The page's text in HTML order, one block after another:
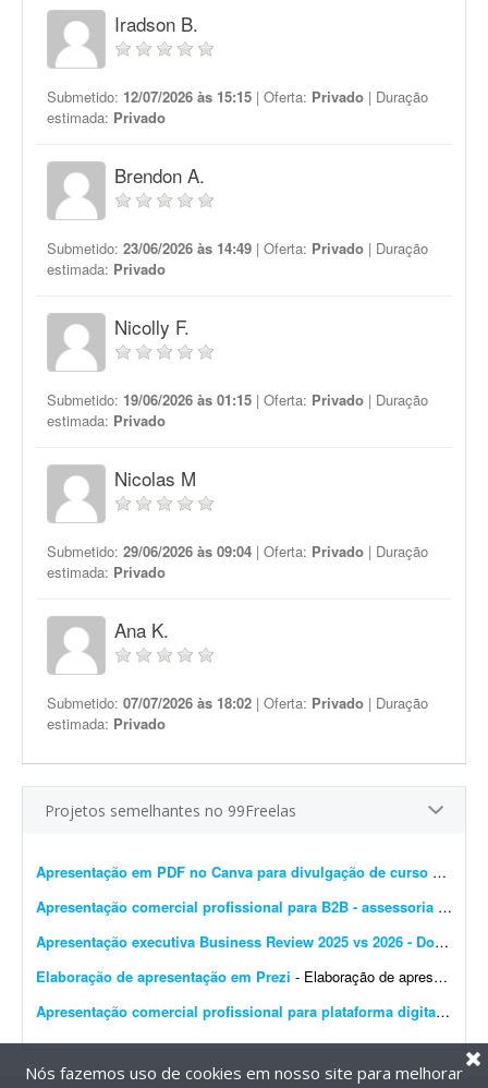
Iradson B.
Submetido: 12/07/2026 às 15:15 | Oferta: Privado | Duração
estimada: Privado
Brendon A.
Submetido: 23/06/2026 às 14:49 | Oferta: Privado | Duração
estimada: Privado
Nicolly F.
Submetido: 19/06/2026 às 01:15 | Oferta: Privado | Duração
estimada: Privado
Nicolas M
Submetido: 29/06/2026 às 09:04 | Oferta: Privado | Duração
estimada: Privado
Ana K.
Submetido: 07/07/2026 às 18:02 | Oferta: Privado | Duração
estimada: Privado
Projetos semelhantes no 99Freelas
Apresentação em PDF no Canva para divulgação de curso de estética
Apresentação comercial profissional para B2B - assessoria de marketplace
Apresentação executiva Business Review 2025 vs 2026 - Dolce & Gabbana
Elaboração de apresentação em Prezi - Elaboração de apresentação em Prezi. O que será disponibilizado para você? 1. Você terá acesso a um arquivo com os tópicos da apresenta...
Apresentação comercial profissional para plataforma digital
-
Nós fazemos uso de cookies em nosso site para melhorar